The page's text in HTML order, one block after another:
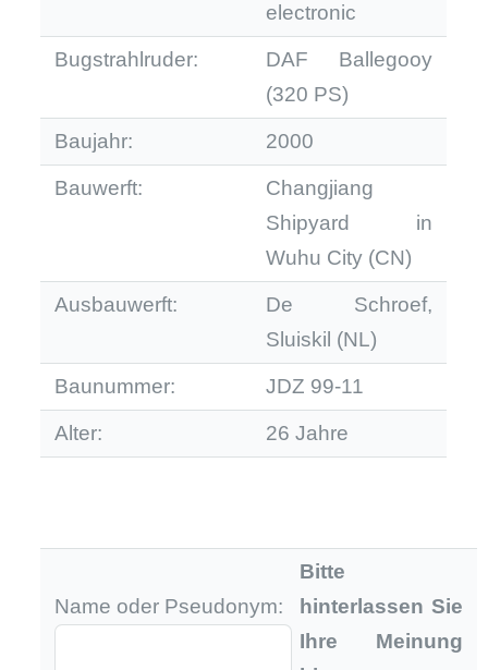
electronic
Bugstrahlruder:
DAF Ballegooy
(320 PS)
Baujahr: 2000
Bauwerft:
Changjiang
Shipyard in
Wuhu City (CN)
Ausbauwerft:
De Schroef,
Sluiskil (NL)
Baunummer: JDZ 99-11
Alter: 26 Jahre
Bitte
hinterlassen Sie
Ihre Meinung
Name oder Pseudonym: